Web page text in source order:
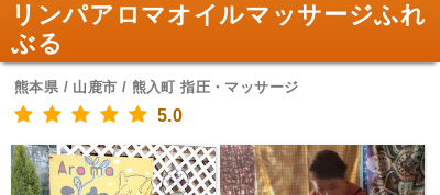
リンパアロマオイルマッサージふれ
ぶる
熊本県 / 山鹿市 / 熊入町 指圧・マッサージ
5.0